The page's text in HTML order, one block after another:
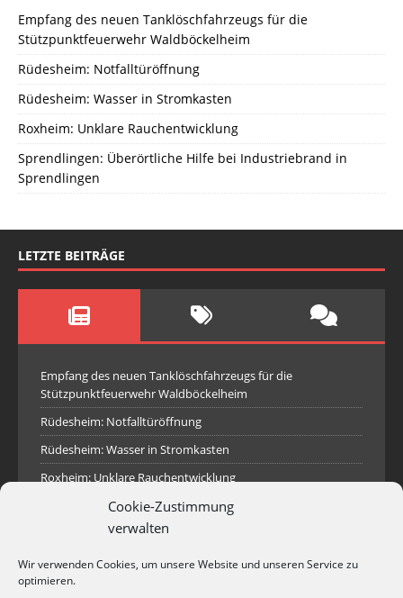
Cookie-Zustimmung
verwalten
Wir verwenden Cookies, um unsere Website und unseren Service zu
optimieren.
Empfang des neuen Tanklöschfahrzeugs für die
Stützpunktfeuerwehr Waldböckelheim
Rüdesheim: Notfalltüröffnung
Rüdesheim: Wasser in Stromkasten
Roxheim: Unklare Rauchentwicklung
Sprendlingen: Überörtliche Hilfe bei Industriebrand in
Sprendlingen
LETZTE BEITRÄGE
Empfang des neuen Tanklöschfahrzeugs für die
Stützpunktfeuerwehr Waldböckelheim
Rüdesheim: Notfalltüröffnung
Rüdesheim: Wasser in Stromkasten
Roxheim: Unklare Rauchentwicklung
Sprendlingen: Überörtliche Hilfe bei Industriebrand in
Sprendlingen
Rüdesheim: Aufgerissener Dieseltank